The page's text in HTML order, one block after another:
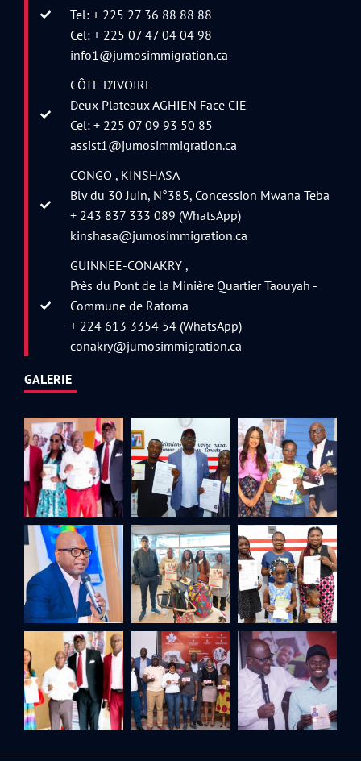
Tel: + 225 27 36 88 88 88
Cel: + 225 07 47 04 04 98
info1@jumosimmigration.ca
CÔTE D’IVOIRE
Deux Plateaux AGHIEN Face CIE
Cel: + 225 07 09 93 50 85
assist1@jumosimmigration.ca
CONGO , KINSHASA
Blv du 30 Juin, N°385, Concession Mwana Teba
+ 243 837 333 089 (WhatsApp)
kinshasa@jumosimmigration.ca
GUINNEE-CONAKRY ,
Près du Pont de la Minière Quartier Taouyah -
Commune de Ratoma
+ 224 613 3354 54 (WhatsApp)
conakry@jumosimmigration.ca
GALERIE